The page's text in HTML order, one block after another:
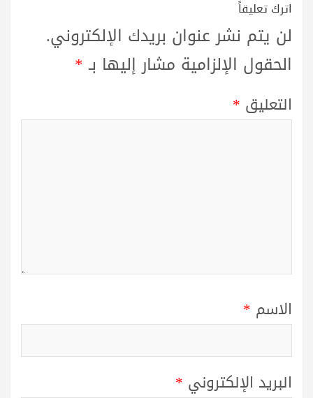
اترك تعليقاً
لن يتم نشر عنوان بريدك الإلكتروني.
الحقول الإلزامية مشار إليها بـ*
التعليق *
الاسم *
البريد الإلكتروني *